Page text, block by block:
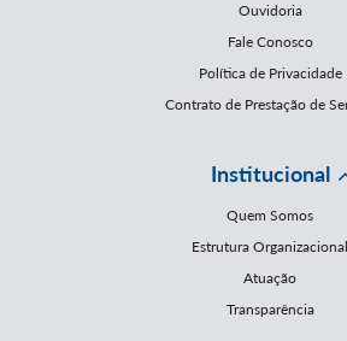
Ouvidoria
Fale Conosco
Política de Privacidade
Contrato de Prestação de
Institucional
Quem Somos
Estrutura Organizacional
Atuação
Transparência